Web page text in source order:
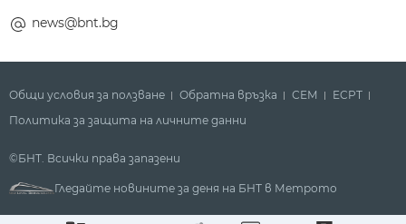
news@bnt.bg
Общи условия за ползване Обратна връзка СЕМ
ECPT
Политика за защита на личните данни
©БНТ. Всички права запазени
Гледайте новините за деня на БНТ в Метрото